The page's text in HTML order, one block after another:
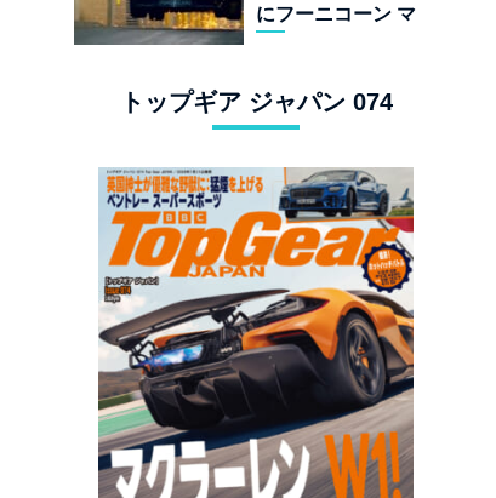
にフーニコーン マ
トップギア ジャパン 074